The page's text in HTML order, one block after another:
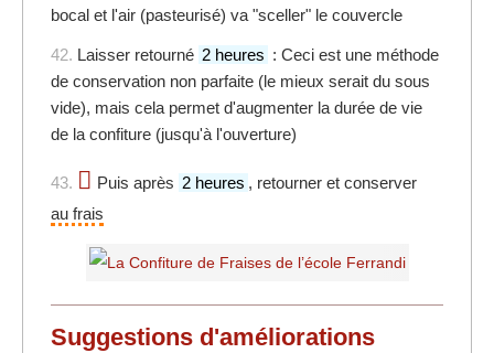
bocal et l'air (pasteurisé) va "sceller" le couvercle
42. Laisser retourné 2 heures : Ceci est une méthode
de conservation non parfaite (le mieux serait du sous
vide), mais cela permet d'augmenter la durée de vie
de la confiture (jusqu'à l'ouverture)
43. Puis après 2 heures , retourner et conserver
au frais
Suggestions d'améliorations